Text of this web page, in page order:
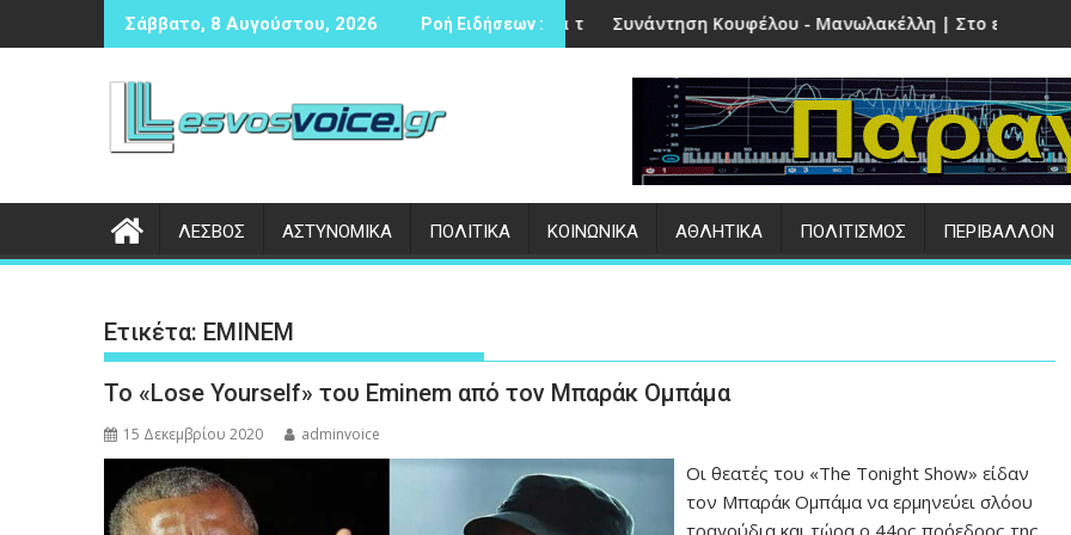
στο
Σάββατο, 8 Αυγούστου, 2026 Ροή Ειδήσεων :
Δικογραφία σε βάρος 23χρονου ημεδαπού για τροχαίο στην ΠέτραΣυνάντηση Κουφέλου - Μανωλακέλλη | Στο επίκεντρο το παλιό
Επιτυχημένες οι
ΛΕΣΒΟΣ ΑΣΤΥΝΟΜΙΚΑ ΠΟΛΙΤΙΚΑ ΚΟΙΝΩΝΙΚΑ ΑΘΛΗΤΙΚΑ ΠΟΛΙΤΙΣΜΟΣ ΠΕΡΙΒΑΛΛΟΝ
Ετικέτα: ΕΜΙΝΕΜ
Το «Lose Yourself» του Eminem από τον Μπαράκ Ομπάμα
15 Δεκεμβρίου 2020 adminvoice
Οι θεατές του «The Tonight Show» είδαν
τον Μπαράκ Ομπάμα να ερμηνεύει σλόου
τραγούδια και τώρα ο 44ος πρόεδρος της